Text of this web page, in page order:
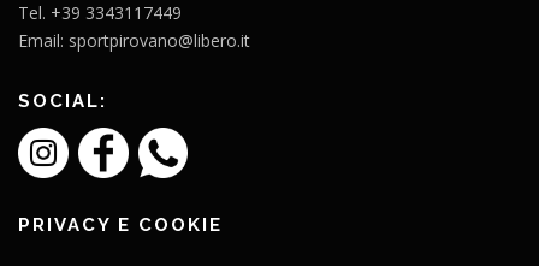
Tel. +39 3343117449
Email: sportpirovano@libero.it
SOCIAL:
PRIVACY E COOKIE